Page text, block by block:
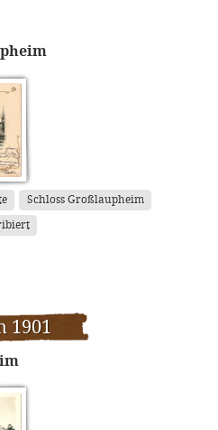
Schloss Großlaupheim
1901